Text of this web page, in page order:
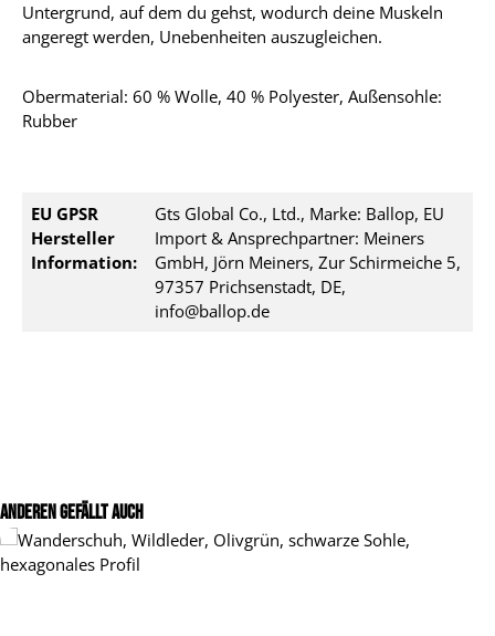
Untergrund, auf dem du gehst, wodurch deine Muskeln
angeregt werden, Unebenheiten auszugleichen.
Obermaterial: 60 % Wolle, 40 % Polyester, Außensohle:
Rubber
EU GPSR
Hersteller
Information:
Gts Global Co., Ltd., Marke: Ballop, EU
Import & Ansprechpartner: Meiners
GmbH, Jörn Meiners, Zur Schirmeiche 5,
97357 Prichsenstadt, DE,
info@ballop.de
Produktgalerie überspringen
Anderen gefällt auch